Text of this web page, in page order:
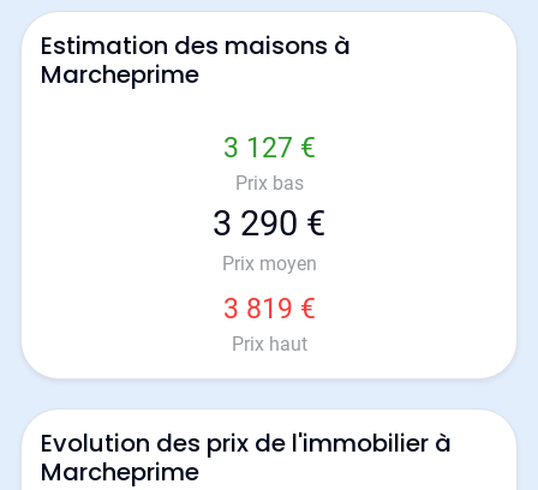
Estimation des maisons à
Marcheprime
3 127 €
Prix bas
3 290 €
Prix moyen
3 819 €
Prix haut
Evolution des prix de l'immobilier à
Marcheprime